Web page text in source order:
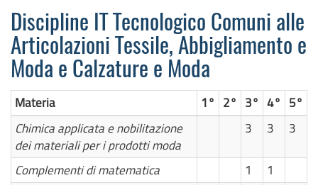
Discipline IT Tecnologico Comuni alle
Articolazioni Tessile, Abbigliamento e
Moda e Calzature e Moda
Materia 1° 2° 3° 4°
5°
Chimica applicata e nobilitazione
dei materiali per i prodotti moda
3 3 3
Complementi di matematica 1
1